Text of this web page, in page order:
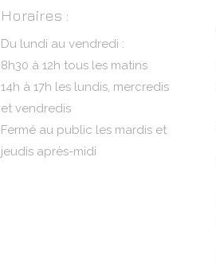
Horaires :
Du lundi au vendredi :
8h30 à 12h tous les matins
14h à 17h les lundis, mercredis
et vendredis
Fermé au public les mardis et
jeudis après-midi